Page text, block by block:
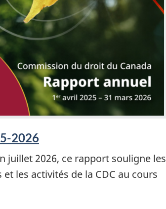
2026
juillet 2026, ce rapport souligne les
les activités de la CDC au cours